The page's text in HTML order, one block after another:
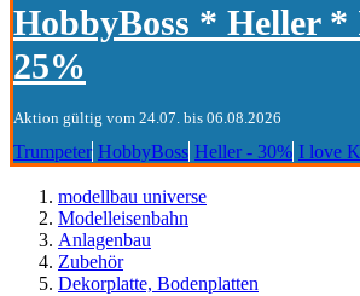
HobbyBoss * Heller
25%
Aktion gültig vom 24.07. bis 06.08.2026
Trumpeter HobbyBoss Heller - 30% I love
modellbau universe
Modelleisenbahn
Anlagenbau
Zubehör
Dekorplatte, Bodenplatten